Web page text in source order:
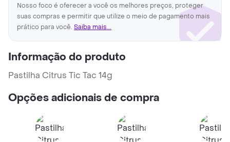
Nosso foco é oferecer a você os melhores preços, proteger
suas compras e permitir que utilize o meio de pagamento mais
prático para você. Saiba mais...
Informação do produto
Pastilha Citrus Tic Tac 14g
Opções adicionais de compra